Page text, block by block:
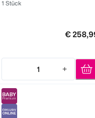
1 Stück
€
1
Quantity: 1